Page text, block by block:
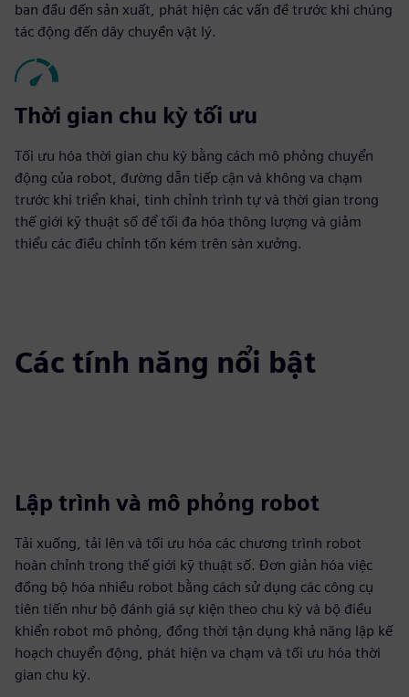
ban đầu đến sản xuất, phát hiện các vấn đề trước khi chúng
tác động đến dây chuyền vật lý.
Thời gian chu kỳ tối ưu
Tối ưu hóa thời gian chu kỳ bằng cách mô phỏng chuyển
động của robot, đường dẫn tiếp cận và không va chạm
trước khi triển khai, tinh chỉnh trình tự và thời gian trong
thế giới kỹ thuật số để tối đa hóa thông lượng và giảm
thiểu các điều chỉnh tốn kém trên sàn xưởng.
Các tính năng nổi bật
Lập trình và mô phỏng robot
Tải xuống, tải lên và tối ưu hóa các chương trình robot
hoàn chỉnh trong thế giới kỹ thuật số. Đơn giản hóa việc
đồng bộ hóa nhiều robot bằng cách sử dụng các công cụ
tiên tiến như bộ đánh giá sự kiện theo chu kỳ và bộ điều
khiển robot mô phỏng, đồng thời tận dụng khả năng lập kế
hoạch chuyển động, phát hiện va chạm và tối ưu hóa thời
gian chu kỳ.